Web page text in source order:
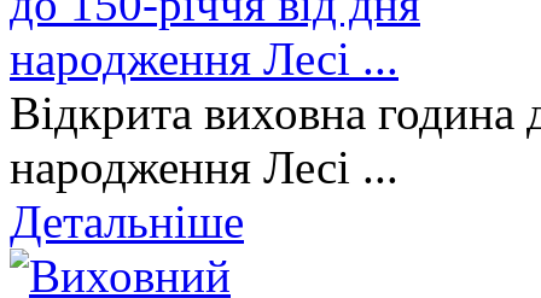
Відкрита виховна година
народження Лесі ...
Детальніше